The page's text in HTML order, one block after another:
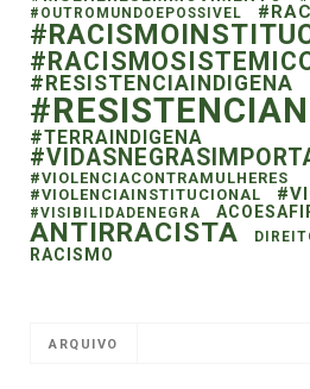
#OUTROMUNDOEPOSSIVEL
#RESISTENCIAINDIGENA
#TERRAINDIGENA
#VIOLENCIACONTRAMULHERES
#VIOLENCIAINSTITUCIONAL
#VISIBILIDADENEGRA
ANTIRRACISTA
RACISMO
ARQUIVO